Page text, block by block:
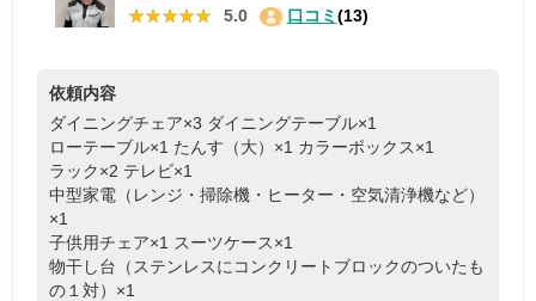
★★★★★
★★★★★ 5.0 口コミ (13)
依頼内容
ダイニングチェア×3 ダイニングテーブル×1
ローテーブル×1 たんす（大）×1 カラーボックス×1
ラック×2 テレビ×1
中型家電（レンジ・掃除機・ヒーター・空気清浄機など）
×1
子供用チェア×1 スーツケース×1
物干し台（ステンレスにコンクリートブロックのついたも
の１対）×1